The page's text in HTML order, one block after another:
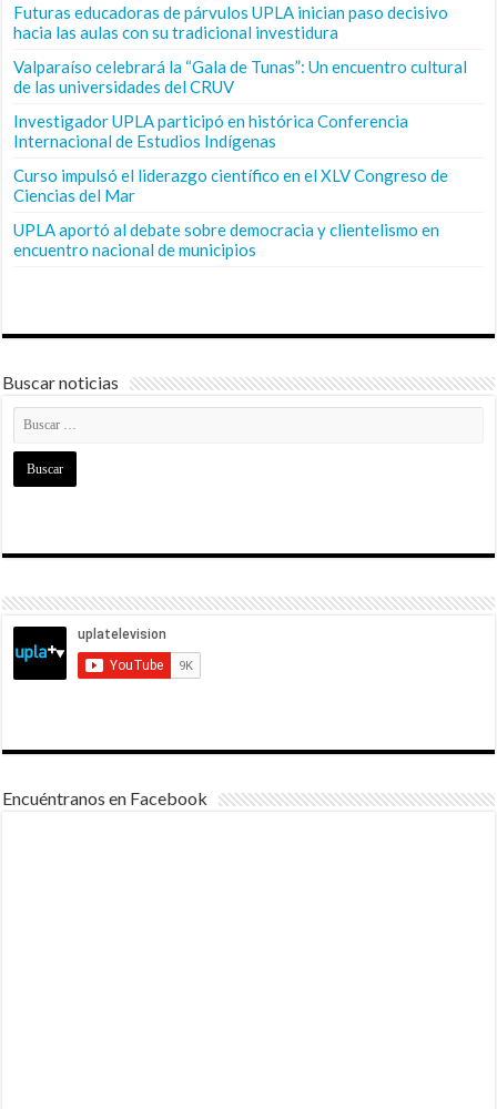
Futuras educadoras de párvulos UPLA inician paso decisivo
hacia las aulas con su tradicional investidura
Valparaíso celebrará la “Gala de Tunas”: Un encuentro cultural
de las universidades del CRUV
Investigador UPLA participó en histórica Conferencia
Internacional de Estudios Indígenas
Curso impulsó el liderazgo científico en el XLV Congreso de
Ciencias del Mar
UPLA aportó al debate sobre democracia y clientelismo en
encuentro nacional de municipios
Buscar noticias
Encuéntranos en Facebook